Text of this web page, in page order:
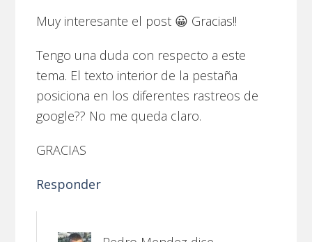
Muy interesante el post 😀 Gracias!!
Tengo una duda con respecto a este
tema. El texto interior de la pestaña
posiciona en los diferentes rastreos de
google?? No me queda claro.
GRACIAS
Responder